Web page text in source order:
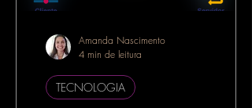
TECNOLOGIA
Amanda Nascimento
4 min de leitura